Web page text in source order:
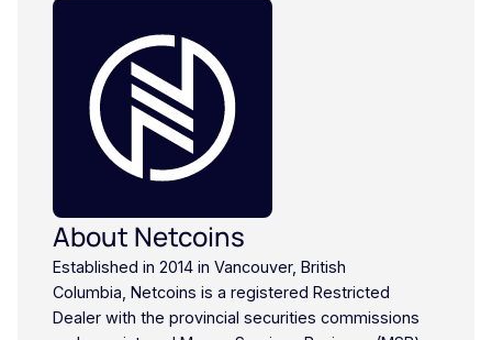
About Netcoins
Established in 2014 in Vancouver, British
Columbia, Netcoins is a registered Restricted
Dealer with the provincial securities commissions